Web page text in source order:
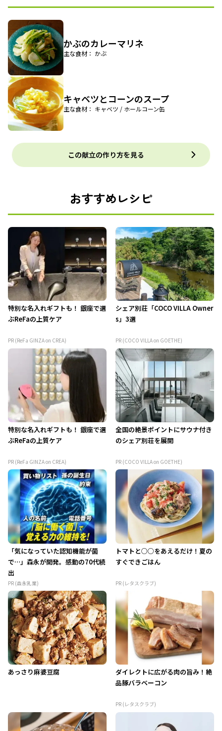
かぶのカレーマリネ
主な食材： かぶ
キャベツとコーンのスープ
主な食材： キャベツ / ホールコーン缶
この献立の作り方を見る
おすすめレシピ
特別な名入れギフトも！ 銀座で選
ぶReFaの上質ケア
PR (ReFa GINZA on CREA)
シェア別荘「COCO VILLA Owner
s」3選
PR (COCO VILLA on GOETHE)
特別な名入れギフトも！ 銀座で選
ぶReFaの上質ケア
PR (ReFa GINZA on CREA)
全国の絶景ポイントにサウナ付き
のシェア別荘を展開
PR (COCO VILLA on GOETHE)
「気になっていた認知機能が菌
で…」森永が開発。感動の70代続
出
PR (森永乳業)
トマトと○○をあえるだけ！夏の
すぐできごはん
PR (レタスクラブ)
あっさり麻婆豆腐
ダイレクトに広がる肉の旨み！絶
品豚バラベーコン
PR (レタスクラブ)